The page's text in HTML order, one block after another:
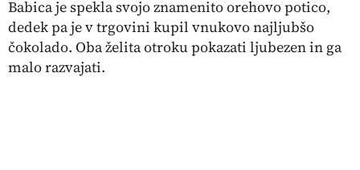
Babica je spekla svojo znamenito orehovo potico,
dedek pa je v trgovini kupil vnukovo najljubšo
čokolado. Oba želita otroku pokazati ljubezen in ga
malo razvajati.